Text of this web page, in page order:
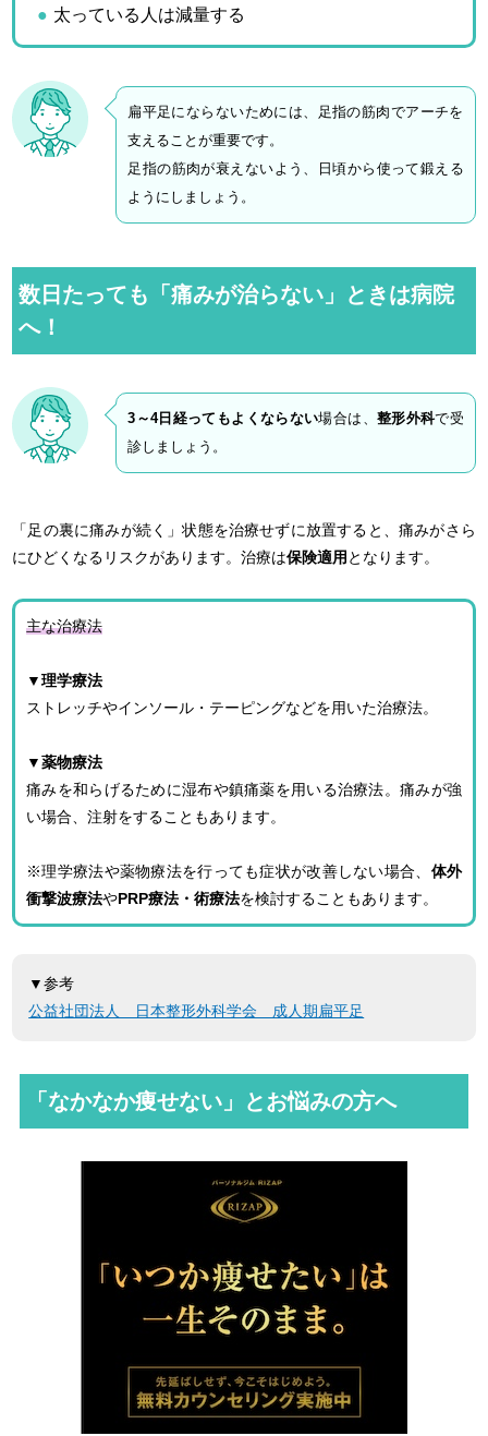
太っている人は減量する
扁平足にならないためには、足指の筋肉でアーチを
支えることが重要です。
足指の筋肉が衰えないよう、日頃から使って鍛える
ようにしましょう。
数日たっても「痛みが治らない」ときは病院
へ！
3 ～4日経ってもよくならない場合は、 整形外科で受
診しましょう。
「足の裏に痛みが続く」状態を治療せずに放置すると、痛みがさら
にひどくなるリスクがあります。治療は保険適用 となります。
主な治療法
▼理学療法
ストレッチやインソール・テーピングなどを用いた治療法。
▼薬物療法
痛みを和らげるために湿布や鎮痛薬を用いる治療法。痛みが強
い場合、注射をすることもあります。
※理学療法や薬物療法を行っても症状が改善しない場合、 体外
衝撃波療法やPRP療法・術療法を検討することもあります。
▼参考
公益社団法人 日本整形外科学会 成人期扁平足
「なかなか痩せない」とお悩みの方へ